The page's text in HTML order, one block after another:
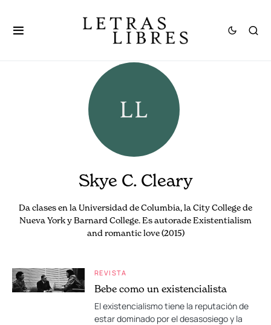
Skye C. Cleary
Da clases en la Universidad de Columbia, la City College de
Nueva York y Barnard College. Es autorade Existentialism
and romantic love (2015)
REVISTA
Bebe como un existencialista
El existencialismo tiene la reputación de
estar dominado por el desasosiego y la